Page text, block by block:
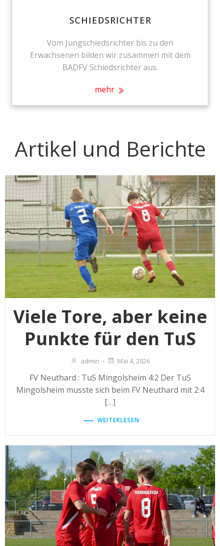
SCHIEDSRICHTER
Vom Jungschiedsrichter bis zu den
Erwachsenen bilden wir zusammen mit dem
BADFV Schiedsrichter aus.
mehr
Artikel und Berichte
Viele Tore, aber keine
Punkte für den TuS
admin - Mai 4, 2026
FV Neuthard : TuS Mingolsheim 4:2 Der TuS
Mingolsheim musste sich beim FV Neuthard mit 2:4
[…]
WEITERLESEN